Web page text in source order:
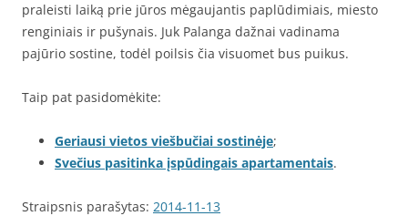
praleisti laiką prie jūros mėgaujantis paplūdimiais, miesto
renginiais ir pušynais. Juk Palanga dažnai vadinama
pajūrio sostine, todėl poilsis čia visuomet bus puikus.
Taip pat pasidomėkite:
Geriausi vietos viešbučiai sostinėje;
Svečius pasitinka įspūdingais apartamentais.
Straipsnis parašytas: 2014-11-13